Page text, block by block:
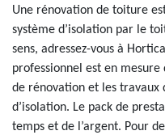
Une rénovation de toiture
système d’isolation par le
sens, adressez-vous à
professionnel est en
de rénovation et les travaux
d’isolation. Le pack de
temps et de l’argent. Pour